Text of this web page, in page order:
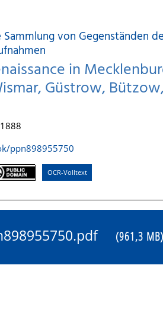
Sammlung von Gegenständen
in
Güstrow,
ppn898955750
OCR-Volltext
(961,3 MB)